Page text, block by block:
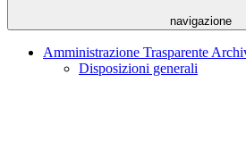
navigazione
Amministrazione Trasparente
Disposizioni generali